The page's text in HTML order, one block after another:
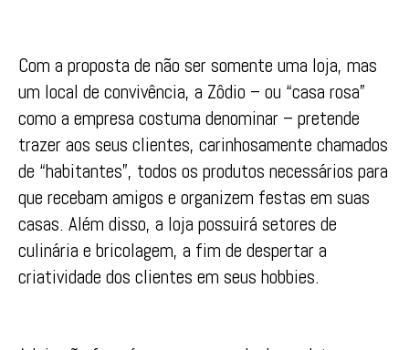
Com a proposta de não ser somente uma loja, mas
um local de convivência, a Zôdio – ou “casa rosa”
como a empresa costuma denominar – pretende
trazer aos seus clientes, carinhosamente chamados
de “habitantes”, todos os produtos necessários para
que recebam amigos e organizem festas em suas
casas. Além disso, a loja possuirá setores de
culinária e bricolagem, a fim de despertar a
criatividade dos clientes em seus hobbies.